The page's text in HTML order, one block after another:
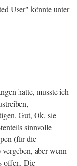
User" könnte unter
hatte, musste ich
Gut, Ok, sie
sinnvolle
(für die
aber wenn
offen. Die